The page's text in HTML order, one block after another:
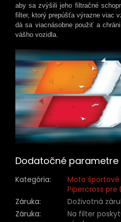
aby sa zvýšili jeho filtračné
filter, ktorý prepúšťa výrazne viac
dá sa viacnásobne použiť a
vášho vozidla.
Dodatočné parametre
Kategória:
Moto
Pipercross pre
Záruka:
Doživotná
Záruka:
Na filter